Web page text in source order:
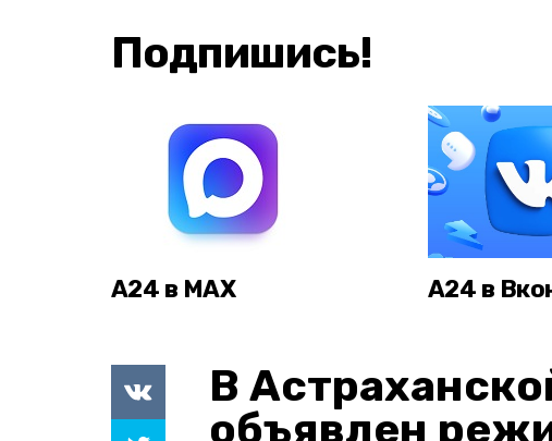
Подпишись!
А24 в MAX А24 в
В
объявлен